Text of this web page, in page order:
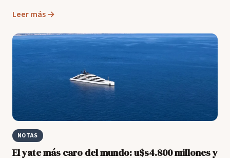
Leer más →
NOTAS
El yate más caro del mundo: u$s4.800 millones y